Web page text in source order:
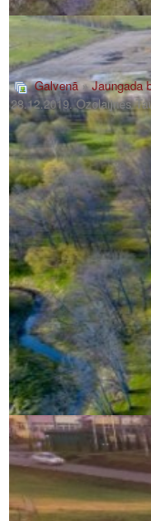
Galvenā»Jaungada
28.12.2019. Ozolaijnes